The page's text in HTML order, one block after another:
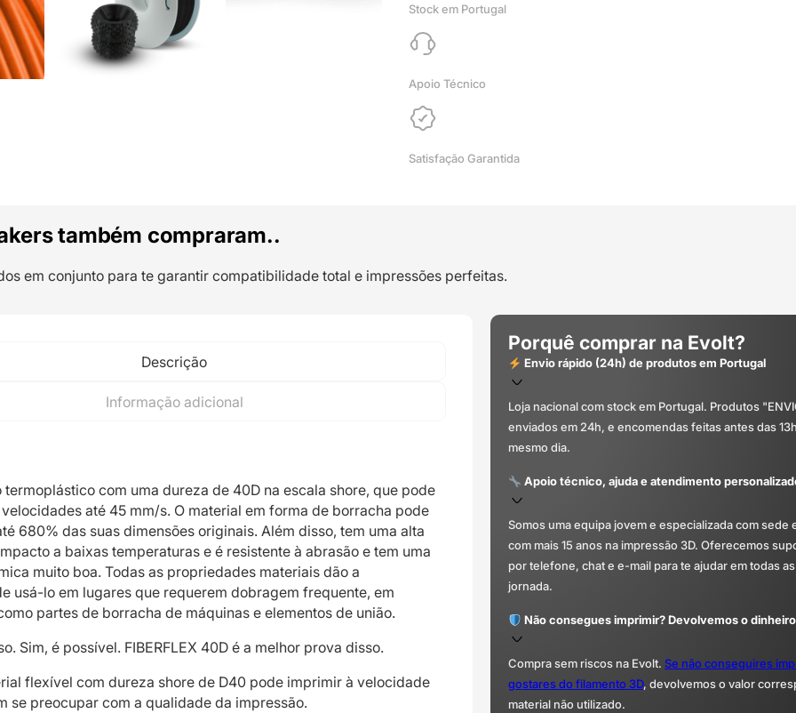
Orange
-
Fiberlogy
Stock em Portugal
Apoio Técnico
Satisfação Garantida
também compraram..
em conjunto para te garantir compatibilidade total e impressões perfeitas.
Descrição
Informação adicional
termoplástico com uma dureza de 40D na escala shore, que pode
até 45 mm/s. O material em forma de borracha pode
680% das suas dimensões originais. Além disso, tem uma alta
a baixas temperaturas e é resistente à abrasão e tem uma
muito boa. Todas as propriedades materiais dão a
usá-lo em lugares que requerem dobragem frequente, em
partes de borracha de máquinas e elementos de união.
Sim, é possível. FIBERFLEX 40D é a melhor prova disso.
flexível com dureza shore de D40 pode imprimir à velocidade
se preocupar com a qualidade da impressão.
Porquê comprar na Evolt?
Envio rápido (24h) de produtos em Portugal
Loja nacional com stock em Portugal. Produtos
enviados em 24h, e encomendas feitas antes das
mesmo dia.
Apoio técnico, ajuda e atendimento
Somos uma equipa jovem e especializada com sede
com mais 15 anos na impressão 3D. Oferecemos
por telefone, chat e e-mail para te ajudar em todas
jornada.
Não consegues imprimir? Devolvemos o
Compra sem riscos na Evolt. Se não conseguires
gostares do filamento 3D, devolvemos o valor
material não utilizado.